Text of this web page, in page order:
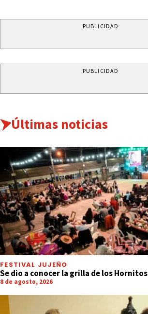
PUBLICIDAD
PUBLICIDAD
Últimas noticias
FESTIVAL JUJEÑO
Se dio a conocer la grilla de los Hornitos
8 de agosto, 2026